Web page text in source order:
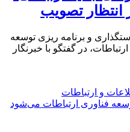
تصویب
و برنامه ریزی توسعه
در گفتگو با خبرنگار
و ارتباطات